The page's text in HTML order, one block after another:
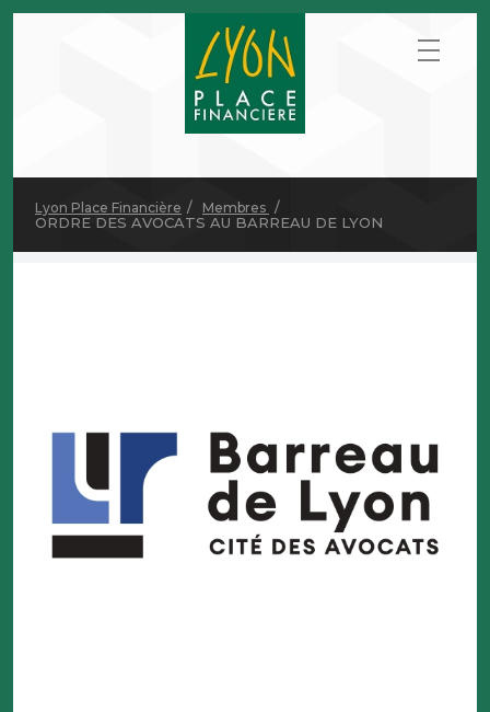
Lyon Place Financière Membres
ORDRE DES AVOCATS AU BARREAU DE LYON